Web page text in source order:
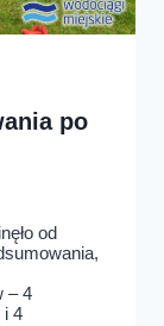
po
od
– 4
4